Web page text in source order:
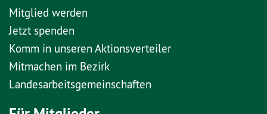
Mitglied werden
Jetzt spenden
Komm in unseren Aktionsverteiler
Mitmachen im Bezirk
Landesarbeitsgemeinschaften